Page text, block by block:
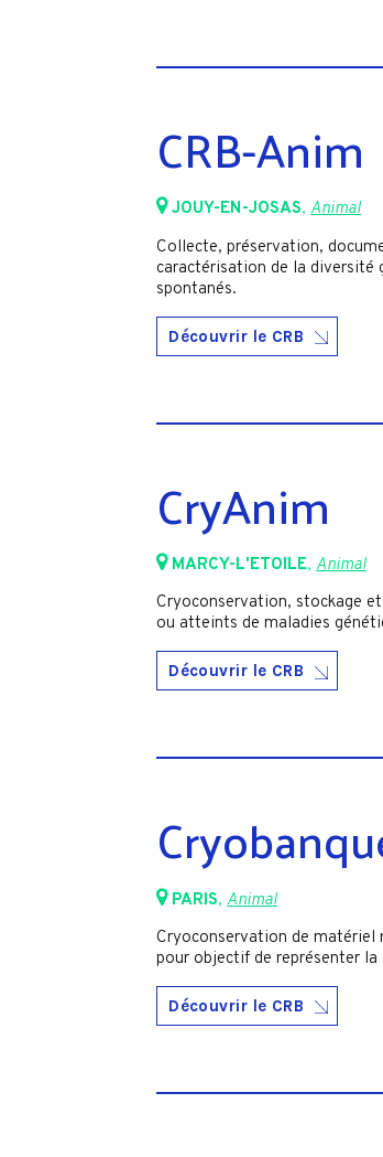
CRB-Anim
JOUY-EN-JOSAS,Animal
Collecte, préservation,
caractérisation de la diversité
spontanés.
Découvrir le CRB
CryAnim
MARCY-L'ETOILE,Animal
Cryoconservation, stockage
ou atteints de maladies
Découvrir le CRB
PARIS, Animal
Cryoconservation de matériel
pour objectif de représenter
Découvrir le CRB